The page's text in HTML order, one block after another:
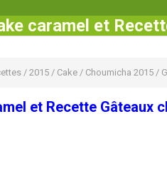
caramel et
/ 2015 / Cake / Choumicha 2015 /
et Recette Gâteaux